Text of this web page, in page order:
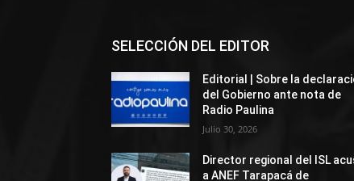
SELECCIÓN DEL EDITOR
Editorial | Sobre la
del Gobierno ante nota de
Radio Paulina
Julio 30, 2026
Director regional del ISL
a ANEF Tarapacá de